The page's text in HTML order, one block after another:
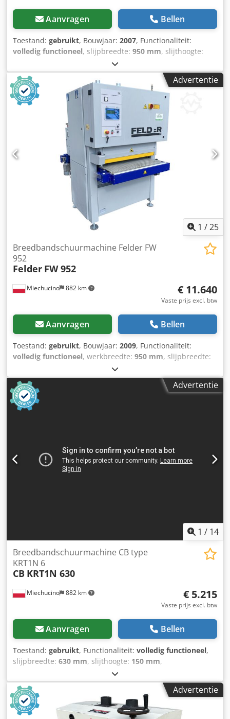
Aanvragen Bellen
Toestand: gebruikt, Bouwjaar: 2007, Functionaliteit:
volledig functioneel, slijpbreedte: 950 mm, slijthoogte:
, hoogteverstellingstype:
ingangsstroom:driefasig, - Italiaanse productie - bouwjaar
2007 - gecombineerde schoen TECHNISCHE PARAMETERS: -
schuurbreedte: 950 mm - schuurbereik hoogte: 4-170 mm -
motorvermogen: 11 kW - 1e eenheid: stalen wals met
pneumatische opdruk - waldiameter: 110 mm - 2e
eenheid: gecombineerde schoen - pneumatische opdruk
van rubberen wals: 78 Shor - schoen met pneumatische
opdruk - pneumatische oscillatie Codsxdxfqepfx Apysrf -
afzuiging bij de band - elektrische hoogteverstelling - twee
bandsnelheden: 8,3 m/s en 16 m/s - elektronische
positiebepaling van de schuurlift - traploos instelbare
doorvoersnelheid: van 4-20 m/min - minimale
materiaallengte: 500 mm - afzuigaansluiting: 2 x 140 mm -
machineafmetingen (l/b/h): 150 x 180 x 210 cm - gewicht:
Advertentie
1 /25
Miechucino 882 km
Breedbandschuurmachine Felder FW
952
Felder FW 952
€ 11.640
Vaste prijs excl. btw
Aanvragen Bellen
Toestand: gebruikt, Bouwjaar: 2009, Functionaliteit:
volledig functioneel, werkbreedte: 950 mm, slijpbreedte:
, - Oostenrijkse productie - Bouwjaar 2009 -
Combinatieschoen TECHNISCHE PARAMETERS: -
Schuurbreedte: 950 mm - Schuurhoogte: 4-170 mm -
Motorvermogen: 11 kW - 1e aggregaat: rubberen wal met
pneumatische opdruk - Waldiameter: 110 mm Crjdpfxoxlr
Pneumatische oscillatie - Luchtblazer op de band -
Elektrische hoogteverstelling - Schuurbandsnelheid
regelbaar via frequentieomvormer - Elektronische
Advertentie
1 / 14
Miechucino 882 km
Breedbandschuurmachine CB type
KRT1N 6
CB KRT1N 630
€ 5.215
Vaste prijs excl. btw
Aanvragen Bellen
Toestand: gebruikt, Functionaliteit: volledig functioneel,
slijpbreedte: 630 mm, slijthoogte: 150 mm,
elektrisch
gebruikte slijpmachine, zeer goede staat TECHNISCHE
PARAMETERS: - max. breedte van het werkstuk: 630 mm -
max. hoogte van het werkstuk: 150 mm 1 aggregaat: + -
geribbelde rubberkalibreerwals + schoen + 1 metalen
Advertentie